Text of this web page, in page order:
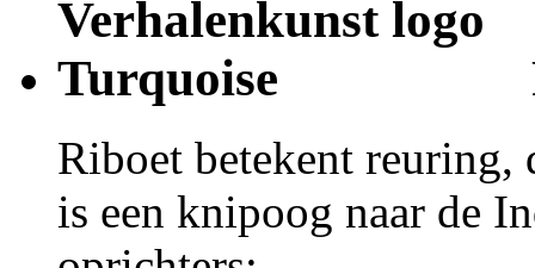
Riboet betekent reuring,
is een knipoog naar de